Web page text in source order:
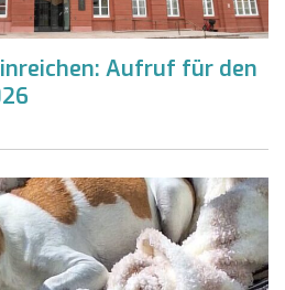
Aufruf für den